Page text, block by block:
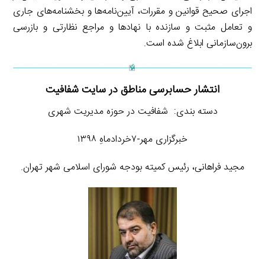
اجرای صحیح قوانین و مقررات، آیین‌نامه‌ها و بخشنامه‌های جاری
و تعامل مثبت و سازنده با نهادها و مراجع نظارتی و بازرسی
برون‌سازمانی ابلاغ شده است.
انتشار حسابرسی مناطق در سایت شفافیت
دسته بندی: شفافیت در حوزه مدیریت شهری
خبرگزاری مهر-۷خردادماهِ ۱۳۹۸
مجید فراهانی، رئیس کمیته بودجه شورای اسلامی شهر تهران.